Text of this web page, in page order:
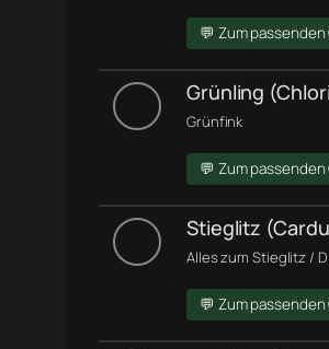
💬 Zum
Grünling
Grünfink
💬 Zum
Stieglitz
Alles zum Stieglitz /
💬 Zum